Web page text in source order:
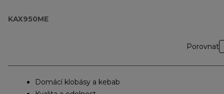
KAX950ME
Porovnat
Domácí klobásy a kebab